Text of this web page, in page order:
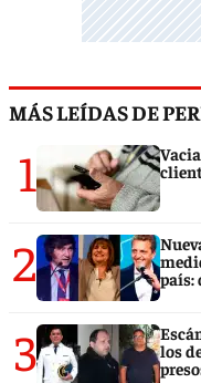
MÁS LEÍDAS DE
1
2
país:
3
los